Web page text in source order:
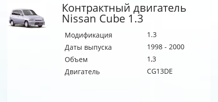
Контрактный двигатель
Nissan Cube 1.3
Модификация
1.3
Даты выпуска
1998 - 2000
Объем
1,3
Двигатель
CG13DE